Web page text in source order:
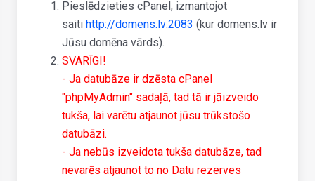
Pieslēdzieties cPanel, izmantojot
saiti http://domens.lv:2083 (kur domens.lv ir
Jūsu domēna vārds).
SVARĪGI!
- Ja datubāze ir dzēsta cPanel
"phpMyAdmin" sadaļā, tad tā ir jāizveido
tukša, lai varētu atjaunot jūsu trūkstošo
datubāzi.
- Ja nebūs izveidota tukša datubāze, tad
nevarēs atjaunot to no Datu rezerves